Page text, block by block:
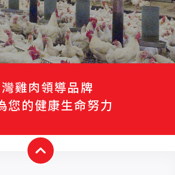
雞肉領導品牌
您的健康生命努力